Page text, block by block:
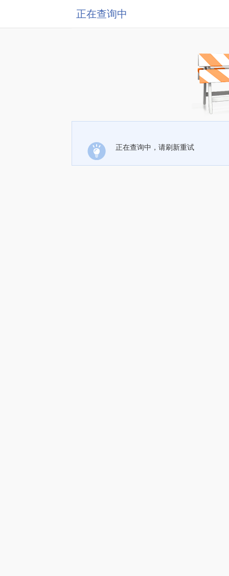
正在查询中
正在查询中，请刷新重试